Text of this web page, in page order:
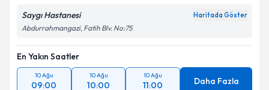
Saygı Hastanesi Haritada Göster
Abdurrahmangazi, Fatih Blv. No:75
En Yakın Saatler
10 Ağu
09:00
10 Ağu
10:00
10 Ağu
11:00 Daha Fazla